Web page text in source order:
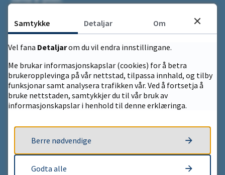
Sentralbord: +47 53 67 35 00
Vakttelefon VA: +47 990 99 900
Opningstid sentralbord:
09.00 - 15.00
E-post heimesideredaksjonen
Fakturainformasjon
Samtykke Detaljar Om
Vel fana Detaljarom du vil endra innstillingane.
Me brukar informasjonskapslar (cookies) for å betra
brukeropplevinga på vår nettstad, tilpassa innhald, og tilby
funksjonar samt analysera trafikken vår. Ved å fortsetja å
bruke nettstaden, samtykkjer du til vår bruk av
informasjonskapslar i henhold til denne erklæringa.
Berre nødvendige
Godta alle